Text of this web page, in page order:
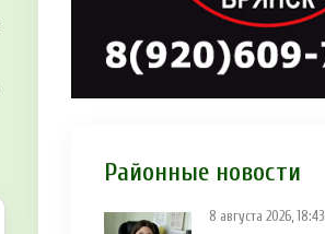
Районные новости
8 августа 2026, 18:43